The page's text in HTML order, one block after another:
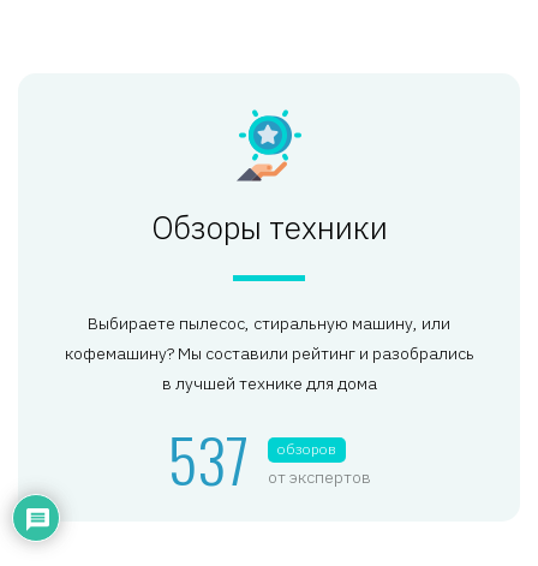
Обзоры техники
Выбираете пылесос, стиральную машину, или
кофемашину? Мы составили рейтинг и разобрались
в лучшей технике для дома
537 обзоров
от экспертов